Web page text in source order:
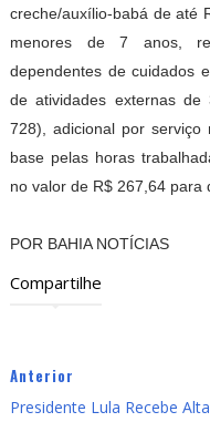
creche/auxílio-babá de até
menores de 7 anos,
dependentes de cuidados
de atividades externas de
728), adicional por
base pelas horas
no valor de R$ 267,64 para
POR BAHIA NOTÍCIAS
Compartilhe
Anterior
Presidente Lula Recebe